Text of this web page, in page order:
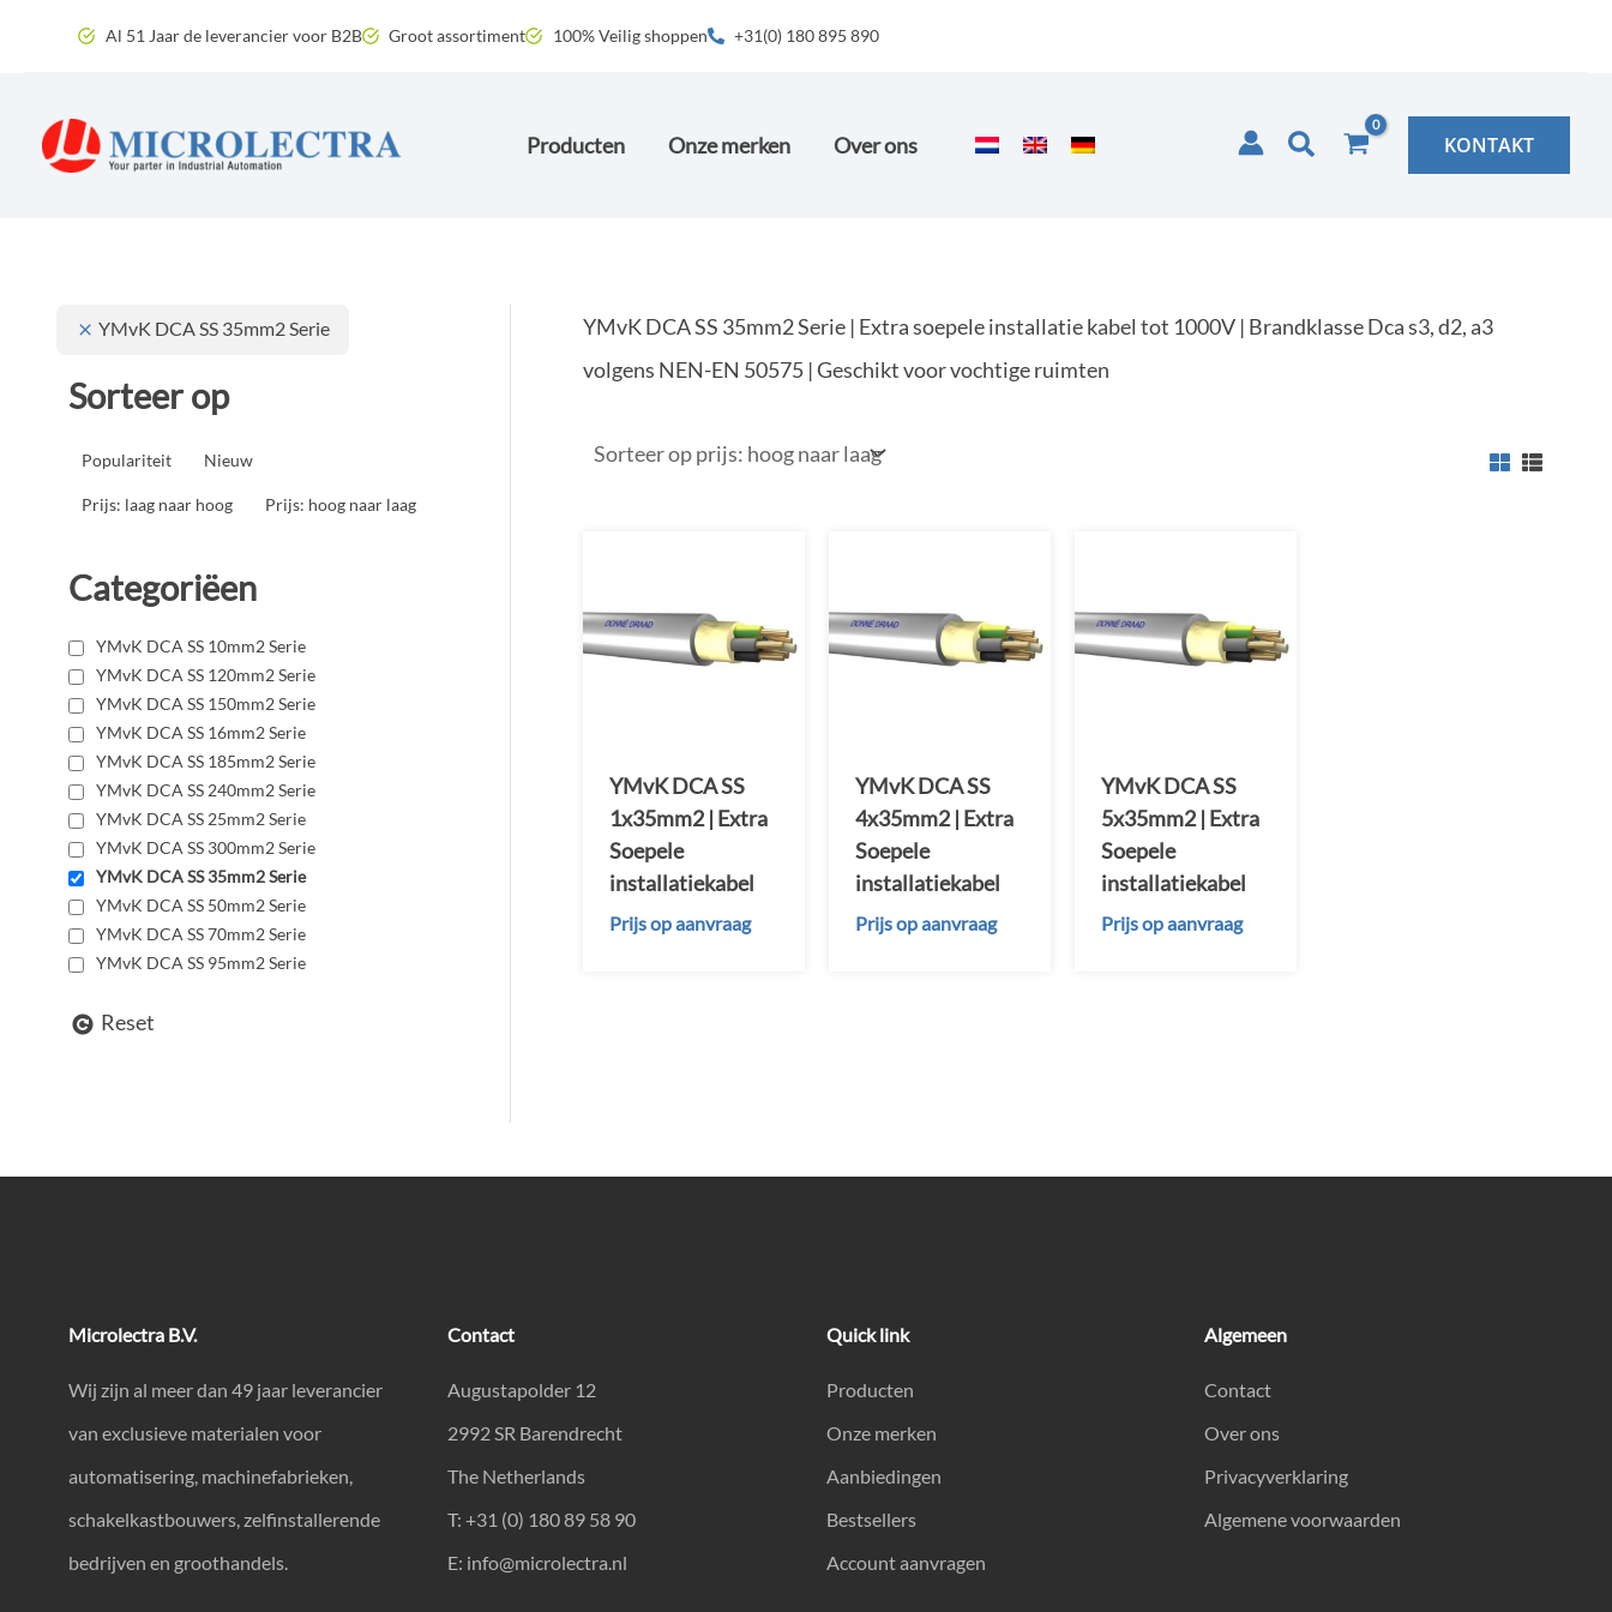
inhoud
Al 51 Jaar de leverancier voor B2B Groot assortiment 100% Veilig shoppen +31(0) 180 895 890
Producten Onze merken Over ons Zoeken KONTAKT
YMvK DCA SS 35mm2 Serie
Sorteer op
Populariteit Nieuw
Prijs: laag naar hoog Prijs: hoog naar laag
Categoriëen
YMvK DCA SS 10mm2 Serie
YMvK DCA SS 120mm2 Serie
YMvK DCA SS 150mm2 Serie
YMvK DCA SS 16mm2 Serie
YMvK DCA SS 185mm2 Serie
YMvK DCA SS 240mm2 Serie
YMvK DCA SS 25mm2 Serie
YMvK DCA SS 300mm2 Serie
YMvK DCA SS 35mm2 Serie
YMvK DCA SS 50mm2 Serie
YMvK DCA SS 70mm2 Serie
YMvK DCA SS 95mm2 Serie
Reset
YMvK DCA SS 35mm2 Serie | Extra soepele installatie kabel tot 1000V | Brandklasse Dca s3, d2, a3
volgens NEN-EN 50575 | Geschikt voor vochtige ruimten
YMvK DCA SS
1x35mm2 | Extra
Soepele
installatiekabel
Prijs op aanvraag
YMvK DCA SS
4x35mm2 | Extra
Soepele
installatiekabel
Prijs op aanvraag
YMvK DCA SS
5x35mm2 | Extra
Soepele
installatiekabel
Prijs op aanvraag
Microlectra B.V.
Wij zijn al meer dan 49 jaar leverancier
van exclusieve materialen voor
automatisering, machinefabrieken,
schakelkastbouwers, zelfinstallerende
bedrijven en groothandels.
Contact
Augustapolder 12
2992 SR Barendrecht
The Netherlands
T: +31 (0) 180 89 58 90
E: info@microlectra.nl
Quick link
Producten
Onze merken
Aanbiedingen
Bestsellers
Account aanvragen
Algemeen
Contact
Over ons
Privacyverklaring
Algemene voorwaarden